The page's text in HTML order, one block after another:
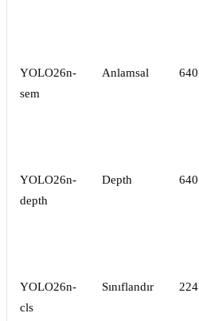
YOLO26n-
sem
Anlamsal 640
YOLO26n-
depth
Depth 640
YOLO26n-
cls
Sınıflandır 224